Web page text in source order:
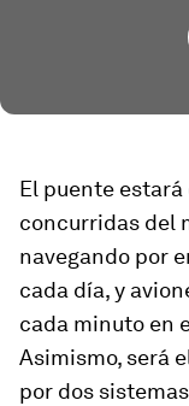
El puente estará
concurridas del
navegando por
cada día, y
cada minuto en
Asimismo, será
por dos